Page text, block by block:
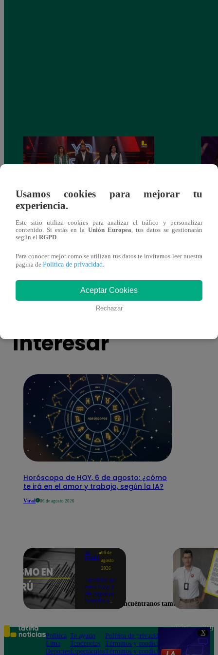
X
Yo Soy GRANDES BATALLAS: ¡El
Pájaro Gómez venció a Miguel Mateos y
Yo
También te puede
interesar
Horóscopo de HOY, 6 de agosto: ¿cómo
te irá en el amor y trabajo, según la IA?
Viral 06 de agosto 2026
Te
ayudo
06 de
agosto
2026
Temblor en
Perú hoy, 6
de agosto:
horario y
según IGP
Usamos cookies para mejorar tu
experiencia.
Este sitio utiliza cookies para analizar el tráfico y personalizar
contenido. Si estás en la Unión Europea, tus datos se gestionarán
según el RGPD.
Para conocer mejor como se utilizan tus datos te invitamos leer nuestra
pagina de Política de privacidad.
Aceptar Cookies
Rechazar
Encuéntranos también en
Política
Lima
Deportes
Te ayudo
Tendencias
Espectáculos
Política de privacidad
Términos y condiciones
Términos y condiciones
Teléfono: 219
Av. San
Felipe 968